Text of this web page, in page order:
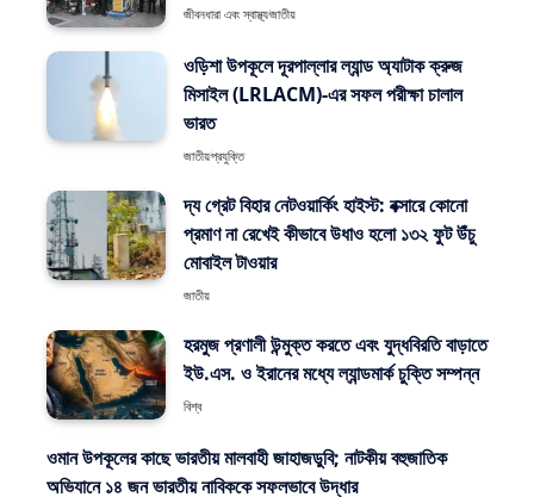
জীবনধারা এবং স্বাস্থ্যজাতীয়
ওড়িশা উপকূলে দূরপাল্লার ল্যান্ড অ্যাটাক ক্রুজ
মিসাইল (LRLACM)-এর সফল পরীক্ষা চালাল
ভারত
জাতীয়প্রযুক্তি
দ্য গ্রেট বিহার নেটওয়ার্কিং হাইস্ট: বক্সারে কোনো
প্রমাণ না রেখেই কীভাবে উধাও হলো ১৩২ ফুট উঁচু
মোবাইল টাওয়ার
জাতীয়
হরমুজ প্রণালী উন্মুক্ত করতে এবং যুদ্ধবিরতি বাড়াতে
ইউ.এস. ও ইরানের মধ্যে ল্যান্ডমার্ক চুক্তি সম্পন্ন
বিশ্ব
ওমান উপকূলের কাছে ভারতীয় মালবাহী জাহাজডুবি; নাটকীয় বহুজাতিক
অভিযানে ১৪ জন ভারতীয় নাবিককে সফলভাবে উদ্ধার